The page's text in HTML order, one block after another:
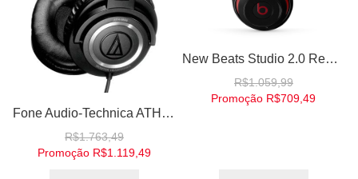
Fone Audio-Technica ATH-M50 Professional DJ Studio Monitor Headphones
R$1.763,49
Promoção R$1.119,49
New Beats Studio 2.0 Remastered Black Preto Fones de Ouvido Headphones High Definition - by Dr. Dre
R$1.059,99
Promoção R$709,49